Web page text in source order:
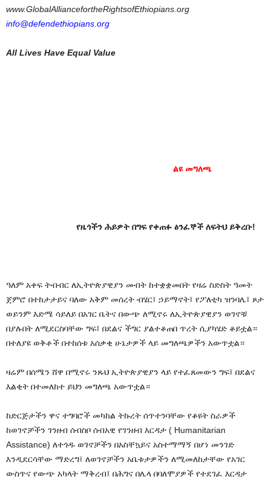
www.GlobalAlliancefortheRightsofEthiopians.org
info@defendethiopians.org
All Lives Have Equal Value
ልዩ መግለጫ
የዜጎችን ሕይዎት በግፍ የቀጠፉ ፅንፈኞች ለፍትህ ይቅረቡ!
ዓለም አቀፍ ትብብር ለኢትዮጵያዊያን መብት ከተቋቋመበት የዛሬ ስድስት ዓመት
ጀምሮ በተከታታይና ባለው አቅም መሰረት ብሄር፤ ኃይማኖት፤ የፖለቲካ ዝንባሌ፤ ጾታ
ወይንም እድሜ ሳይለይ በአገር ቤትና በውጭ ለሚኖሩ ለኢትዮጵያዊያን ወገኖቹ
በያሉበት ለሚደርስባቸው ግፍ፤ በደልና ችግር ያልተቆጠበ ጥረት ሲያካሄድ ቆይቷል።
በተለያዩ ወቅቶች በተከሰቱ አሰቃቂ ሁኔታዎች ላይ መግለጫዎችን አውጥቷል።
ዛሬም በሰሜን ሸዋ በሚኖሩ ንጹህ ኢትዮጵያዊያን ላይ የተፈጸመውን ግፍ፤ በደልና
እልቂት በተመለከተ ይህን መግለጫ አውጥቷል።
ከድርጅታችን ዋና ተግባሮች መካከል ትኩረት ሰጥተንባቸው የቆዩት ስራዎች
ከወገኖቻችን ገንዘብ ሰብስቦ ሰብአዊ የገንዘብ እርዳታ ( Humanitarian
Assistance) ለተጎዱ ወገኖቻችን በአስቸኳይና አስተማማኝ በሆነ መንገድ
እንዲደርሳቸው ማድረግ፤ ለወገኖቻችን አቤቱታዎችን ለሚመለከታቸው የአገር
ውስጥና የውጭ አካላት ማቅረብ፤ በሕግና በሌላ በባለሞያዎች የተደገፈ እርዳታ